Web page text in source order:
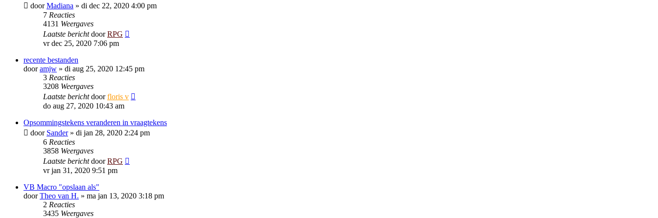
doorMadiana » di dec 22, 2020 4:00 pm
7 Reacties
4131 Weergaves
Laatste berichtdoorRPG
vr dec 25, 2020 7:06 pm
recente bestanden
dooramjw » di aug 25, 2020 12:45 pm
3 Reacties
3208 Weergaves
Laatste berichtdoorfloris v
do aug 27, 2020 10:43 am
Opsommingstekens veranderen in vraagtekens
door Sander» di jan 28, 2020 2:24 pm
6 Reacties
3858 Weergaves
Laatste berichtdoorRPG
vr jan 31, 2020 9:51 pm
VB Macro "opslaan als"
doorTheo van H. » ma jan 13, 2020 3:18 pm
2 Reacties
3435 Weergaves